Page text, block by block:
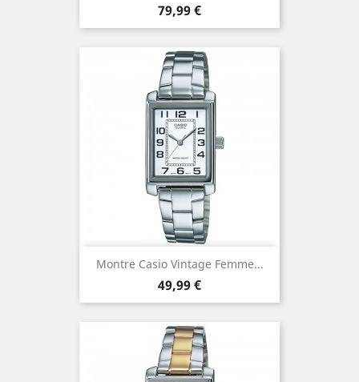
Prix
79,99 €
Montre Casio Vintage Femme...
Prix
49,99 €